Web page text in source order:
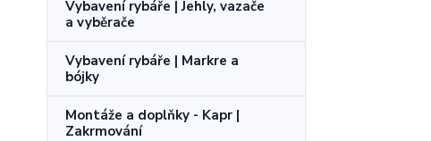
Vybavení rybáře | Jehly, vazače
a vyběrače
Vybavení rybáře | Markre a
bójky
Montáže a doplňky - Kapr |
Zakrmování